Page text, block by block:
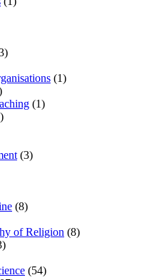
(1)
(1)
(3)
(8)
of Religion (8)
(54)